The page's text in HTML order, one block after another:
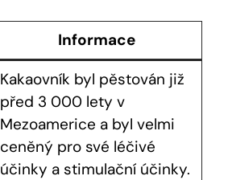
Informace
Kakaovník ⁢byl‍ pěstován již
před⁣ 3 000 lety ​v
‍Mezoamerice a byl velmi
ceněný pro své léčivé
účinky ​a stimulační účinky.